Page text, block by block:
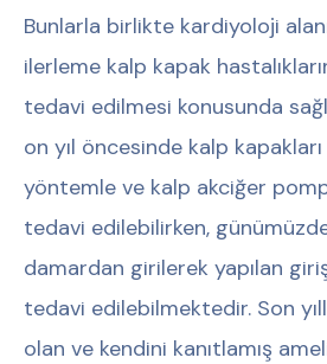
Bunlarla birlikte kardiyoloji
ilerleme kalp kapak
tedavi edilmesi konusunda
on yıl öncesinde kalp
yöntemle ve kalp akciğer
tedavi edilebilirken,
damardan girilerek yapılan
tedavi edilebilmektedir. Son
olan ve kendini kanıtlamış